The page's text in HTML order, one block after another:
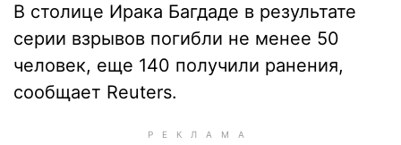
В столице Ирака Багдаде в результате
серии взрывов погибли не менее 50
человек, еще 140 получили ранения,
сообщает Reuters.